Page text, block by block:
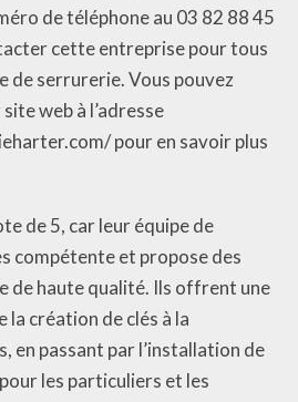
de téléphone au 03 82 88 45
cette entreprise pour tous
de serrurerie. Vous pouvez
web à l’adresse
pour en savoir plus
de 5, car leur équipe de
compétente et propose des
de haute qualité. Ils offrent une
la création de clés à la
en passant par l’installation de
les particuliers et les